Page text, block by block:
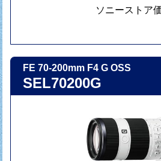
ソニーストア
FE 70-200mm F4 G OSS
SEL70200G